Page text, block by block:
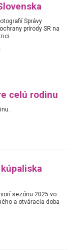
Správy
prírody SR na
celú rodinu
sezónu 2025 vo
a otváracia doba